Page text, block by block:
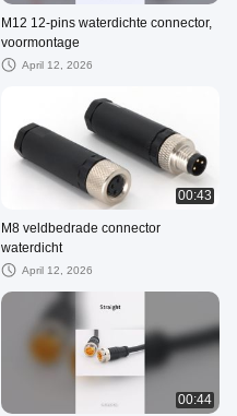
M12 12-pins waterdichte connector,
voormontage
April 12, 2026
00:43
M8 veldbedrade connector
waterdicht
April 12, 2026
00:44